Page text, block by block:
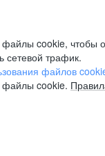
cookie, чтобы
сетевой трафик.
файлов
cookie.